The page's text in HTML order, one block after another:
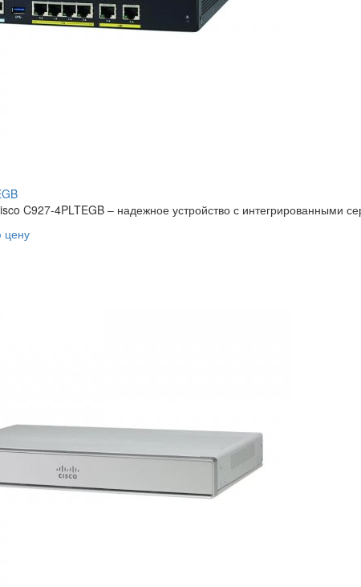
C927-4PLTEGB – надежное устройство с интегрированными
цену